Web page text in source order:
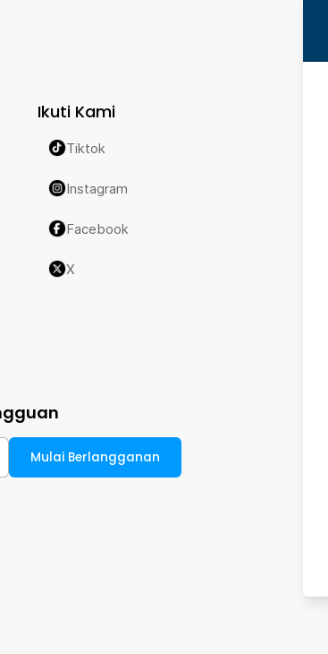
Ikuti Kami
Tiktok
Instagram
Facebook
X
Mulai Berlangganan